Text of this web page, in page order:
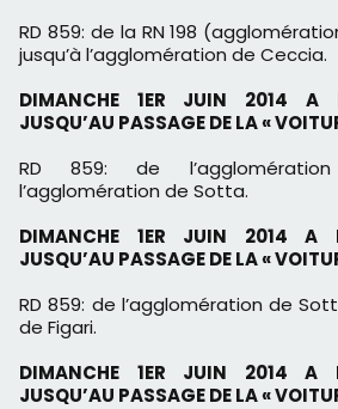
RD 859: de la RN 198
jusqu’à l’agglomération de Ceccia.
DIMANCHE 1ER JUIN 2014 A
JUSQU’AU PASSAGEDE LA «
RD 859: de
l’agglomération de Sotta.
DIMANCHE 1ER JUIN 2014 A
JUSQU’AU PASSAGEDE LA «
RD 859: de l’agglomération de
de Figari.
DIMANCHE 1ER JUIN 2014 A
JUSQU’AU PASSAGEDE LA «